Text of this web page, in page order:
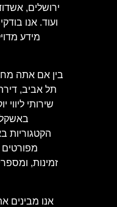
ירושלים,
ועוד. אנו
מידע
בין אם אתה
תל אביב,
שירותי ליווי
הקטגוריות
מפורטים
זמינות,
אנו מבינים